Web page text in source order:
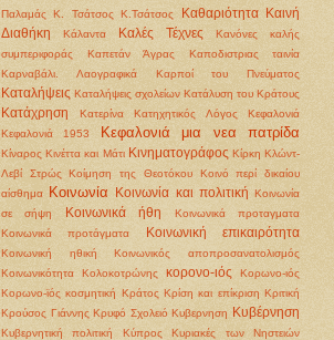
Παλαμάς Κ. Τσάτσος Κ.Τσάτσος Καθαριότητα
Καινή
Διαθήκη
Κάλαντα Καλές Τέχνες
Κανόνες καλής
συμπεριφοράς
Καπετάν Άγρας
Καποδιστριας ταινία
Καρναβάλι. Λαογραφικά
Καρποί του Πνεύματος
Καταλήψεις Καταλήψεις σχολείων Κατάλυση του Κράτους
Κατάχρηση Κατερίνα Κατηχητικός Λόγος
Κεφαλονιά
Κεφαλονιά 1953
Κεφαλονιά μια νεα πατρίδα
Κίναρος Κινέττα και Μάτι Κινηματογράφος Κίρκη Κλώντ-
Λεβί Στρώς
Κοίμηση της Θεοτόκου
Κοινό περί δικαίου
αίσθημα
Κοινωνία Κοινωνία και πολιτική Κοινωνία
σε σήψη
Κοινωνικά ήθη
Κοινωνικά προταγματα
Κοινωνικά προτάγματα
Κοινωνική επικαιρότητα
Κοινωνική ηθική
Κοινωνικός αποπροσανατολισμός
Κοινωνικότητα
Κολοκοτρώνης κορονο-ιός
Κορωνο-ιός
Κορωνο-ϊός κοσμητική Κράτος Κρίση και επίκριση Κριτική
Κρούσος Γιάννης Κρυφό Σχολειό Κυβερνηση Κυβέρνηση
Κυβερνητική πολιτική Κύπρος
Κυριακές των Νηστειών